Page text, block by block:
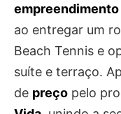
empreendimento
ao entregar um
Beach Tennis e
suíte e terraço.
de preço pelo